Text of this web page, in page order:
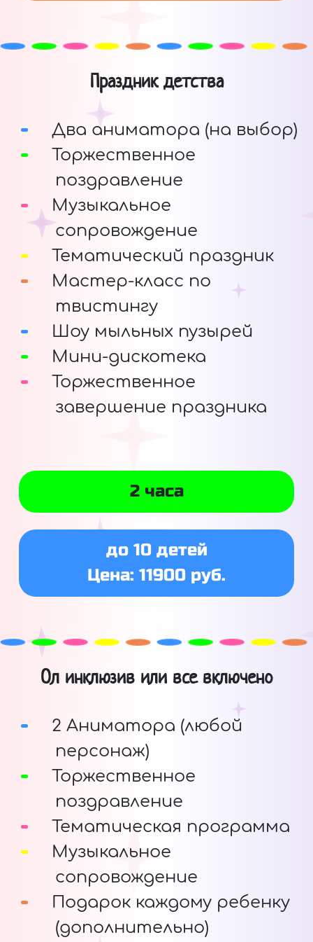
Праздник детства
Два аниматора (на выбор)
Торжественное
поздравление
Музыкальное
сопровождение
Тематический праздник
Мастер-класс по
твистингу
Шоу мыльных пузырей
Мини-дискотека
Торжественное
завершение праздника
2 часа
до 10 детей
Цена: 11900 руб.
Ол инклюзив или все включено
2 Аниматора (любой
персонаж)
Торжественное
поздравление
Тематическая программа
Музыкальное
сопровождение
Подарок каждому ребенку
(дополнительно)